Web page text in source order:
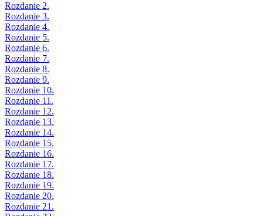
Rozdanie 2.
Rozdanie 3.
Rozdanie 4.
Rozdanie 5.
Rozdanie 6.
Rozdanie 7.
Rozdanie 8.
Rozdanie 9.
Rozdanie 10.
Rozdanie 11.
Rozdanie 12.
Rozdanie 13.
Rozdanie 14.
Rozdanie 15.
Rozdanie 16.
Rozdanie 17.
Rozdanie 18.
Rozdanie 19.
Rozdanie 20.
Rozdanie 21.